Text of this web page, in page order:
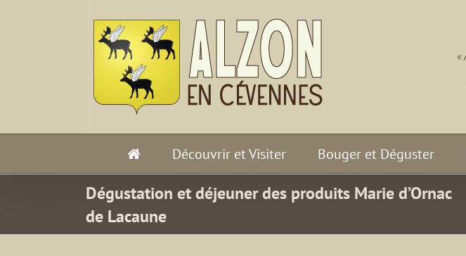
Découvrir et Visiter Bouger et Déguster
Dégustation et déjeuner des produits Marie d’Ornac
de Lacaune